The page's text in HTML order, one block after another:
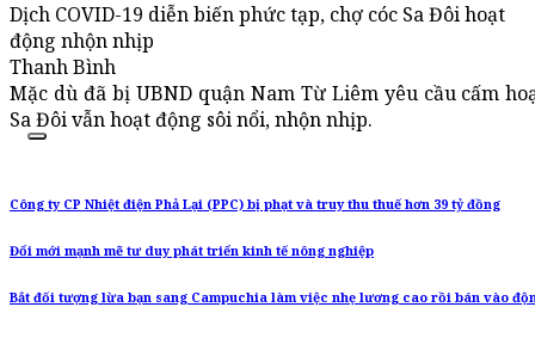
Dịch COVID-19 diễn biến phức tạp, chợ cóc Sa Đôi hoạt
động nhộn nhịp
Thanh Bình
Mặc dù đã bị UBND quận Nam Từ Liêm yêu cầu cấm
Sa Đôi vẫn hoạt động sôi nổi, nhộn nhịp.
Công ty CP Nhiệt điện Phả Lại (PPC) bị phạt và truy thu thuế hơn 39 tỷ đồng
Đổi mới mạnh mẽ tư duy phát triển kinh tế nông nghiệp
Bắt đối tượng lừa bạn sang Campuchia làm việc nhẹ lương cao rồi bán vào